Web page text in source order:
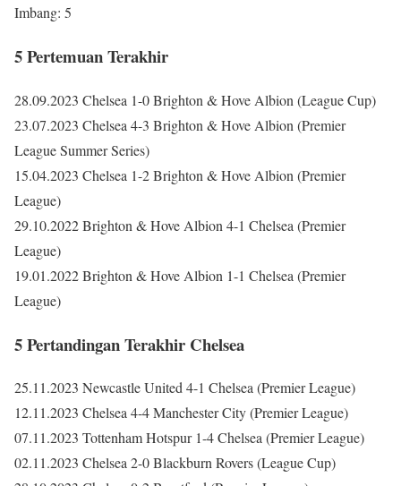
Imbang: 5
5 Pertemuan Terakhir
28.09.2023 Chelsea 1-0 Brighton & Hove Albion (League Cup)
23.07.2023 Chelsea 4-3 Brighton & Hove Albion (Premier
League Summer Series)
15.04.2023 Chelsea 1-2 Brighton & Hove Albion (Premier
League)
29.10.2022 Brighton & Hove Albion 4-1 Chelsea (Premier
League)
19.01.2022 Brighton & Hove Albion 1-1 Chelsea (Premier
League)
5 Pertandingan Terakhir Chelsea
25.11.2023 Newcastle United 4-1 Chelsea (Premier League)
12.11.2023 Chelsea 4-4 Manchester City (Premier League)
07.11.2023 Tottenham Hotspur 1-4 Chelsea (Premier League)
02.11.2023 Chelsea 2-0 Blackburn Rovers (League Cup)